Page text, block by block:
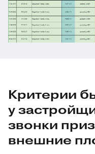
Критерии
у
звонки
внешние